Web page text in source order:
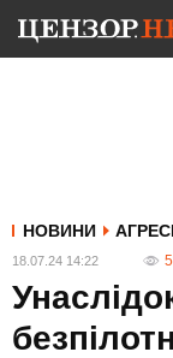
НОВИНИ
18.07.24 14:22